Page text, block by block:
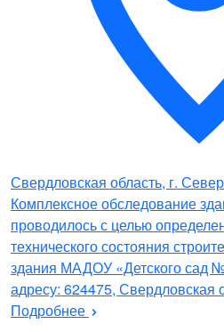
Свердловская область, г.
Комплексное обследование
проводилось с целью
технического состояния
здания МАДОУ «Детского сад
адресу: 624475, Свердловская
Подробнее